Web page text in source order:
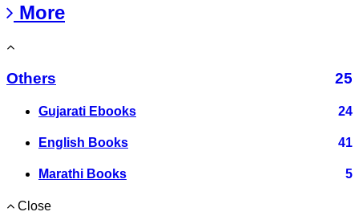
More
Others 25
Gujarati Ebooks 24
English Books 41
Marathi Books 5
Close